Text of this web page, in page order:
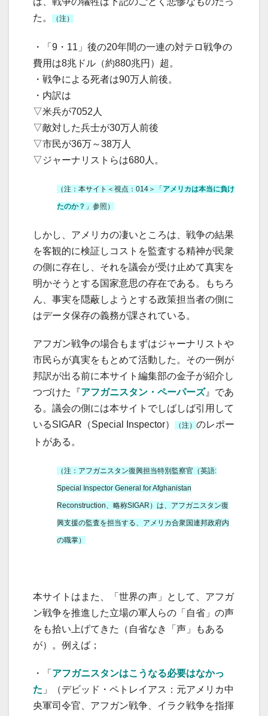
た。
（注）
・「9・11」後の20年間の一連の対テロ戦争の
費用は8兆ドル（約880兆円）超。
・戦争による死者は90万人前後。
・内訳は
▽米兵が7052人
▽敵対した兵士が30万人前後
▽市民が36万～38万人
▽ジャーナリストらは680人。
（注：本サイト＜視点：014＞「 アメリカは本当に負け
たのか？ 」参照）
しかし、アメリカの凄いところは、戦争の結果
を客観的に検証しコストを監査する精神が民衆
の側に存在し、それを議会が受け止めて真実を
明かそうとする国家意思の存在である。もちろ
ん、事実を隠蔽しようとする政策担当者の側に
はデータ保存の義務が課されている。
アフガン戦争の場合もまずはジャーナリストや
市民らが真実をもとめて活動した。その一例が
邦訳が出る前に本サイト編集部の金子が紹介し
つづけた『アフガニスタン・ペーパーズ』であ
る。議会の側には本サイトでしばしば引用して
いるSIGAR（Special Inspector）
（注） のレポー
トがある。
（注：アフガニスタン復興担当特別監察官（英語:
Special Inspector General for Afghanistan
Reconstruction、略称SIGAR）は、アフガニスタン復
興支援の監査を担当する、アメリカ合衆国連邦政府内
の職掌）
本サイトはまた、「世界の声」として、アフガ
ン戦争を推進した立場の軍人らの「自省」の声
をも拾い上げてきた（自省なき「声」もある
が）。例えば；
・「 アフガニスタンはこうなる必要はなかっ
た 」（デビッド・ペトレイアス：元アメリカ中
央軍司令官、アフガン戦争、イラク戦争を指揮